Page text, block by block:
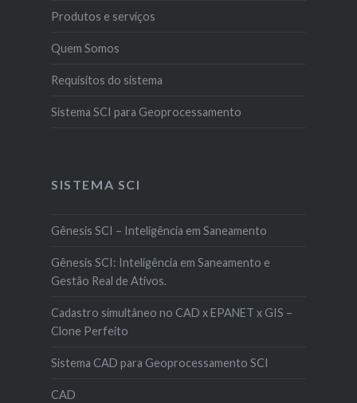
Produtos e serviços
Quem Somos
Requisitos do sistema
Sistema SCI para Geoprocessamento
SISTEMA SCI
Gênesis SCI – Inteligência em Saneamento
Gênesis SCI: Inteligência em Saneamento e
Gestão Real de Ativos.
Cadastro simultâneo no CAD x EPANET x GIS –
Clone Perfeito
Sistema CAD para Geoprocessamento SCI
CAD